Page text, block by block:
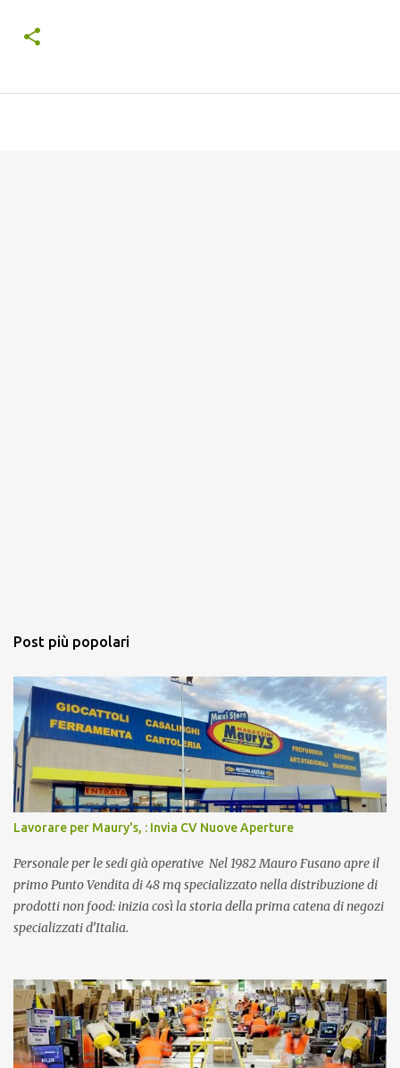
Post più popolari
Lavorare per Maury's, : Invia CV Nuove Aperture
Personale per le sedi già operative Nel 1982 Mauro Fusano apre il
primo Punto Vendita di 48 mq specializzato nella distribuzione di
prodotti non food: inizia così la storia della prima catena di negozi
specializzati d’Italia.